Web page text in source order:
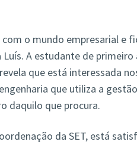
o mundo empresarial e
A estudante de primeiro
que está interessada
que utiliza a
daquilo que procura.
da SET, está